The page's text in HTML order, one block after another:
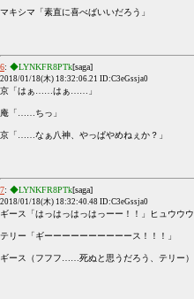
マキシマ「素直に喜べばいいだろう」
6: ◆LYNKFR8PTk[saga]
2018/01/18(木) 18:32:06.21 ID:C3eGssja0
京「はぁ……はぁ……」
庵「……ちっ」
京「……なぁ八神、やっぱやめねぇか？」
7: ◆LYNKFR8PTk[saga]
2018/01/18(木) 18:32:40.48 ID:C3eGssja0
ギース「はっはっはっはっーー！！」ヒュウウウ
テリー「ギーーーーーーーーーース！！！」
ギース（フフフ……死ぬと思うだろう、テリー）